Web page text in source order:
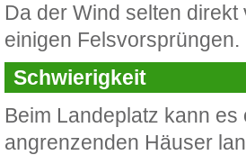
Da der Wind selten
einigen Felsvorsprüngen.
Schwierigkeit
Beim Landeplatz kann
angrenzenden Häuser